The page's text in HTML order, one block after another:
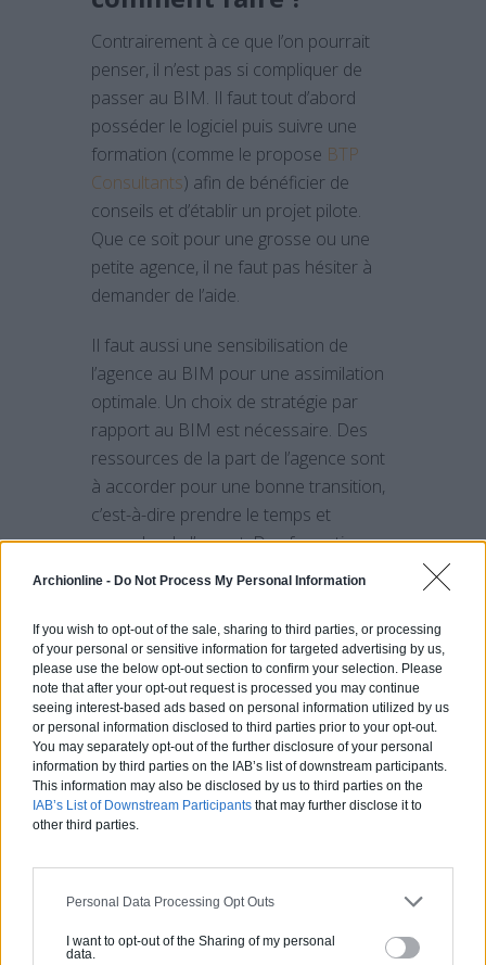
Archionline - Do Not Process My Personal Information
If you wish to opt-out of the sale, sharing to third parties, or processing
of your personal or sensitive information for targeted advertising by us,
please use the below opt-out section to confirm your selection. Please
note that after your opt-out request is processed you may continue
seeing interest-based ads based on personal information utilized by us
or personal information disclosed to third parties prior to your opt-out.
You may separately opt-out of the further disclosure of your personal
information by third parties on the IAB’s list of downstream participants.
This information may also be disclosed by us to third parties on the
IAB’s List of Downstream Participants that may further disclose it to
other third parties.
Personal Data Processing Opt Outs
I want to opt-out of the Sharing of my personal
data.
Contrairement à ce que l’on pourrait
penser, il n’est pas si compliquer de
passer au BIM. Il faut tout d’abord
posséder le logiciel puis suivre une
formation (comme le propose BTP
Consultants) afin de bénéficier de
conseils et d’établir un projet pilote.
Que ce soit pour une grosse ou une
petite agence, il ne faut pas hésiter à
demander de l’aide.
Il faut aussi une sensibilisation de
l’agence au BIM pour une assimilation
optimale. Un choix de stratégie par
rapport au BIM est nécessaire. Des
ressources de la part de l’agence sont
à accorder pour une bonne transition,
c’est-à-dire prendre le temps et
accorder de l’argent. Des formations
spécifiques pour les membres de
Aucun article similaire.
PARTAGER SUR